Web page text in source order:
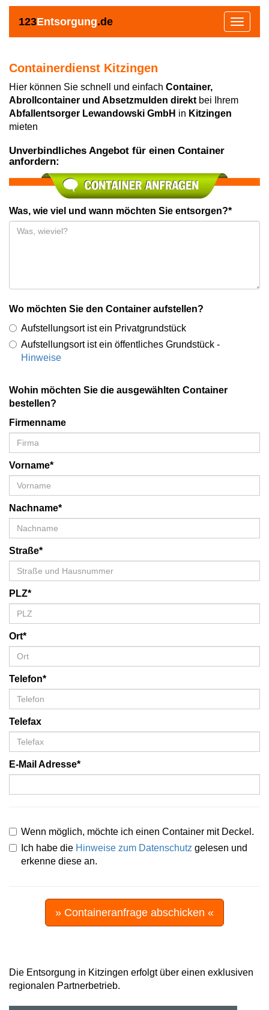
123Entsorgung.de
Toggle
Containerdienst Kitzingen
Hier können Sie schnell und einfach Container,
Abrollcontainer und Absetzmulden direkt bei Ihrem
Abfallentsorger Lewandowski GmbH in Kitzingen
mieten
Unverbindliches Angebot für einen Container
anfordern:
Was, wie viel und wann möchten Sie entsorgen?*
Wo möchten Sie den Container aufstellen?
Aufstellungsort ist ein Privatgrundstück
Aufstellungsort ist ein öffentliches Grundstück -
Hinweise
Wohin möchten Sie die ausgewählten Container
bestellen?
Firmenname
Vorname*
Nachname*
Straße*
PLZ*
Ort*
Telefon*
Telefax
E-Mail Adresse*
Wenn möglich, möchte ich einen Container mit Deckel.
Ich habe die Hinweise zum Datenschutz gelesen und
erkenne diese an.
» Containeranfrage abschicken «
Die Entsorgung in Kitzingen erfolgt über einen exklusiven
regionalen Partnerbetrieb.